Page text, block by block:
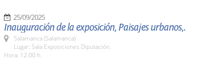
25/09/2025
Inauguración de la exposición, Paisajes urbanos,.
Salamanca (Salamanca)
Lugar: Sala Exposiciones Diputación.
Hora: 12.00 h.